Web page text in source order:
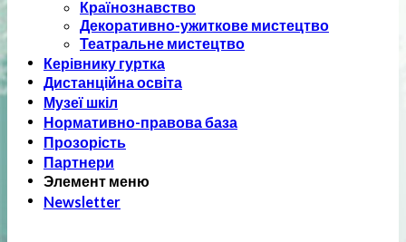
Країнознавство
Декоративно-ужиткове мистецтво
Театральне мистецтво
Керівнику гуртка
Дистанційна освіта
Музеї шкіл
Нормативно-правова база
Прозорість
Партнери
Элемент меню
Newsletter